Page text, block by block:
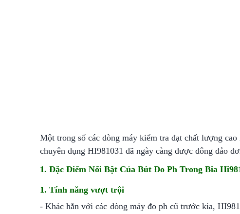
Một trong số các dòng máy kiểm tra đạt chất lượng
chuyên dụng HI981031 đã ngày càng được đông đảo
1. Đặc Điểm Nổi Bật Của Bút Đo Ph Trong Bia
1. Tính năng vượt trội
- Khác hẳn với các dòng máy đo ph cũ trước kia,